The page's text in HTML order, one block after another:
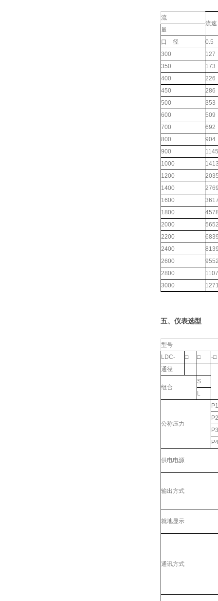
流
流速
量
口 径
0.5
300
127
350
173
400
226
450
286
500
353
600
509
700
692
800
904
900
1145
1000
1200
1400
1600
1800
2000
2200
2400
2600
2800
3000
五、仪表选型
型号
LDC-
□ □
-□
通径
组合
S
L
公称压力
P1
P2
P3
P4
供电电源
输出方式
就地显示
通讯方式